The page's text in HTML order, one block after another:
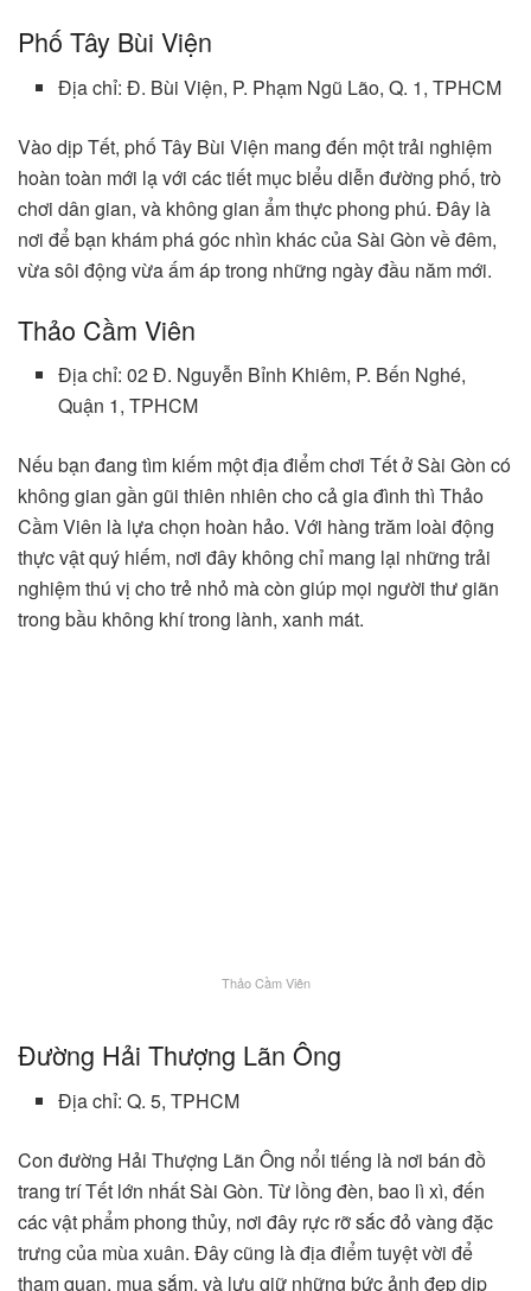
Phố Tây Bùi Viện
Địa chỉ: Đ. Bùi Viện, P. Phạm Ngũ Lão, Q. 1, TPHCM
Vào dịp Tết, phố Tây Bùi Viện mang đến một trải nghiệm
hoàn toàn mới lạ với các tiết mục biểu diễn đường phố, trò
chơi dân gian, và không gian ẩm thực phong phú. Đây là
nơi để bạn khám phá góc nhìn khác của Sài Gòn về đêm,
vừa sôi động vừa ấm áp trong những ngày đầu năm mới.
Thảo Cầm Viên
Địa chỉ: 02 Đ. Nguyễn Bỉnh Khiêm, P. Bến Nghé,
Quận 1, TPHCM
Nếu bạn đang tìm kiếm một địa điểm chơi Tết ở Sài Gòn có
không gian gần gũi thiên nhiên cho cả gia đình thì Thảo
Cầm Viên là lựa chọn hoàn hảo. Với hàng trăm loài động
thực vật quý hiếm, nơi đây không chỉ mang lại những trải
nghiệm thú vị cho trẻ nhỏ mà còn giúp mọi người thư giãn
trong bầu không khí trong lành, xanh mát.
Thảo Cầm Viên
Đường Hải Thượng Lãn Ông
Địa chỉ: Q. 5, TPHCM
Con đường Hải Thượng Lãn Ông nổi tiếng là nơi bán đồ
trang trí Tết lớn nhất Sài Gòn. Từ lồng đèn, bao lì xì, đến
các vật phẩm phong thủy, nơi đây rực rỡ sắc đỏ vàng đặc
trưng của mùa xuân. Đây cũng là địa điểm tuyệt vời để
tham quan, mua sắm, và lưu giữ những bức ảnh đẹp dịp